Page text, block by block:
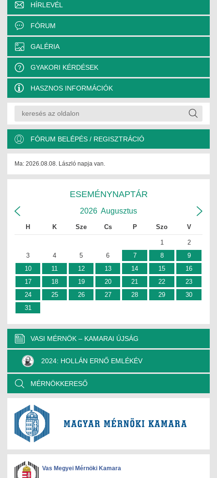
HÍRLEVÉL
FÓRUM
GALÉRIA
GYAKORI KÉRDÉSEK
HASZNOS INFORMÁCIÓK
FÓRUM BELÉPÉS / REGISZTRÁCIÓ
Ma: 2026.08.08. László napja van.
ESEMÉNYNAPTÁR
2026 Augusztus
H K Sze Cs P Szo V
1
2
3
4 5 6 7 8
9
10
11 12 13 14 15
16
17
18 19 20 21 22
23
24
25 26 27 28 29
30
31
VASI MÉRNÖK – KAMARAI ÚJSÁG
2024: HOLLÁN ERNŐ EMLÉKÉV
MÉRNÖKKERESŐ
Vas Megyei Mérnöki Kamara